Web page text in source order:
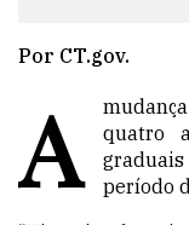
Por CT.gov.
A
quatro
período